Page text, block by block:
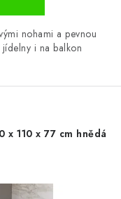
nohami a pevnou
i na balkon
110 x 77 cm hnědá